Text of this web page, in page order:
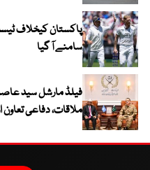
سامنے آ گیا
فیلڈ مارشل سید
ملاقات، دفاعی تعاون